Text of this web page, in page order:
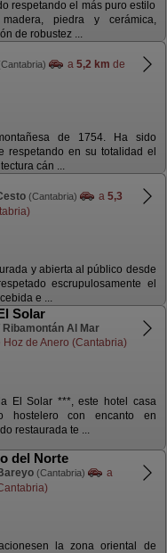
respetando el más puro estilo
madera, piedra y cerámica,
de robustez ...
a 5,2 km de
de 1754. Ha sido
respetando en su totalidad el
cán ...
(Cantabria) a 5,3
y abierta al público desde
escrupulosamente el
e ...
Solar
Ribamontán Al Mar
Hoz de Anero (Cantabria)
El Solar ***, este hotel casa
hostelero con encanto en
restaurada te ...
del Norte
(Cantabria)
a
la zona oriental de